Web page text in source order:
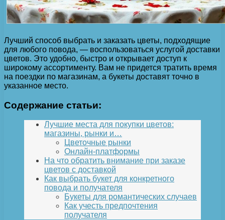
Лучший способ выбрать и заказать цветы, подходящие
для любого повода, — воспользоваться услугой доставки
цветов. Это удобно, быстро и открывает доступ к
широкому ассортименту. Вам не придется тратить время
на поездки по магазинам, а букеты доставят точно в
указанное место.
Содержание статьи:
Лучшие места для покупки цветов:
магазины, рынки и…
Цветочные рынки
Онлайн-платформы
На что обратить внимание при заказе
цветов с доставкой
Как выбрать букет для конкретного
повода и получателя
Букеты для романтических случаев
Как учесть предпочтения
получателя